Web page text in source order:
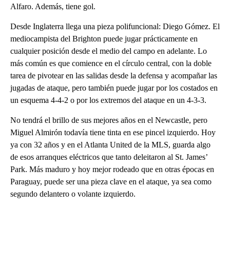
Alfaro. Además, tiene gol.
Desde Inglaterra llega una pieza polifuncional: Diego Gómez. El
mediocampista del Brighton puede jugar prácticamente en
cualquier posición desde el medio del campo en adelante. Lo
más común es que comience en el círculo central, con la doble
tarea de pivotear en las salidas desde la defensa y acompañar las
jugadas de ataque, pero también puede jugar por los costados en
un esquema 4-4-2 o por los extremos del ataque en un 4-3-3.
No tendrá el brillo de sus mejores años en el Newcastle, pero
Miguel Almirón todavía tiene tinta en ese pincel izquierdo. Hoy
ya con 32 años y en el Atlanta United de la MLS, guarda algo
de esos arranques eléctricos que tanto deleitaron al St. James’
Park. Más maduro y hoy mejor rodeado que en otras épocas en
Paraguay, puede ser una pieza clave en el ataque, ya sea como
segundo delantero o volante izquierdo.